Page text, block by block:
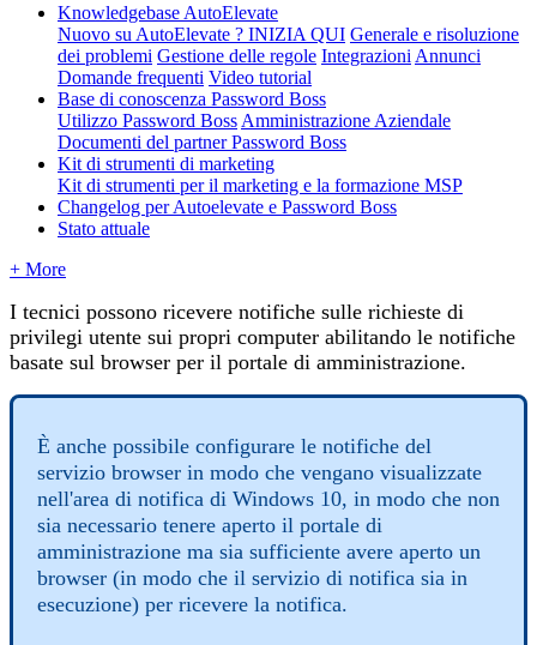
Knowledgebase AutoElevate
Nuovo su AutoElevate ? INIZIA QUI Generale e risoluzione
dei problemi Gestione delle regole Integrazioni Annunci
Domande frequenti Video tutorial
Base di conoscenza Password Boss
Utilizzo Password Boss Amministrazione Aziendale
Documenti del partner Password Boss
Kit di strumenti di marketing
Kit di strumenti per il marketing e la formazione MSP
Changelog per Autoelevate e Password Boss
Stato attuale
+ More
I tecnici possono ricevere notifiche sulle richieste di
privilegi utente sui propri computer abilitando le notifiche
basate sul browser per il portale di amministrazione.
È anche possibile configurare le notifiche del
servizio browser in modo che vengano visualizzate
nell'area di notifica di Windows 10, in modo che non
sia necessario tenere aperto il portale di
amministrazione ma sia sufficiente avere aperto un
browser (in modo che il servizio di notifica sia in
esecuzione) per ricevere la notifica.